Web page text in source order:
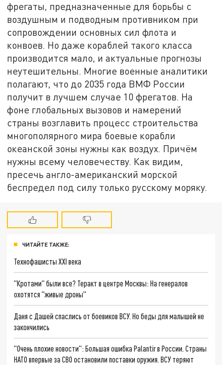
фрегаты, предназначенные для борьбы с
воздушным и подводным противником при
сопровождении основных сил флота и
конвоев. Но даже кораблей такого класса
производится мало, и актуальные прогнозы
неутешительны. Многие военные аналитики
полагают, что до 2035 года ВМФ России
получит в лучшем случае 10 фрегатов. На
фоне глобальных вызовов и намерений
страны возглавить процесс строительства
многополярного мира боевые корабли
океанской зоны нужны как воздух. Причём
нужны всему человечеству. Как видим,
пресечь англо-американский морской
беспредел под силу только русскому моряку.
ЧИТАЙТЕ ТАКЖЕ:
Технофашисты XXI века
"Кротами" были все? Теракт в центре Москвы: На генералов
охотятся "живые дроны"
Даня с Дашей спаслись от боевиков ВСУ. Но беды для малышей не
закончились
"Очень плохие новости": Большая ошибка Palantir в России. Страны
НАТО впервые за СВО остановили поставки оружия. ВСУ теряют